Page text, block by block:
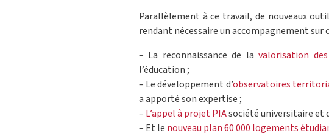
Parallèlement à ce travail, de nouveaux
rendant nécessaire un accompagnement sur
– La reconnaissance de lavalorisation
l’éducation ;
– Le développement d’observatoires
a apporté son expertise ;
– L’appel à projet PIAsociété universitaire et
– Et le nouveau plan 60 000 logements